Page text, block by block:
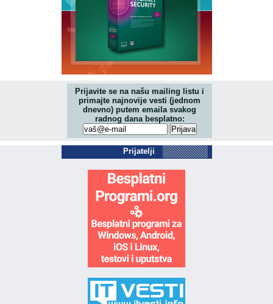
Prijavite se na našu mailing listu i
primajte najnovije vesti (jednom
dnevno) putem emaila svakog
radnog dana besplatno:
Prijatelji